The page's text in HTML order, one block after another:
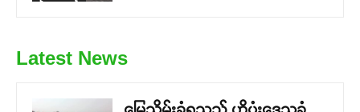
Latest News